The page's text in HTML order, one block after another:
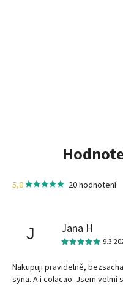
5,0 20 hodnotení
J Jana H
Nakupuji pravidelně,
syna. A i colacao. Jsem velmi